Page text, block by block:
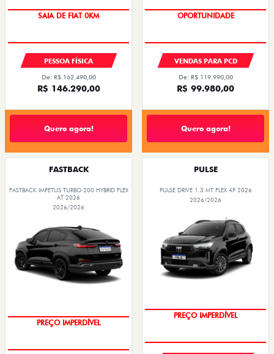
PESSOA FÍSICA
De: R$ 162.490,00
R$ 146.290,00
Quero agora!
OPORTUNIDADE
VENDAS PARA PCD
De: R$ 119.990,00
R$ 99.980,00
Quero agora!
FASTBACK
FASTBACK IMPETUS TURBO 200 HYBRID FLEX
AT 2026
2026/2026
PREÇO IMPERDÍVEL
PULSE
PULSE DRIVE 1.3 MT FLEX 4P 2026
2026/2026
PREÇO IMPERDÍVEL